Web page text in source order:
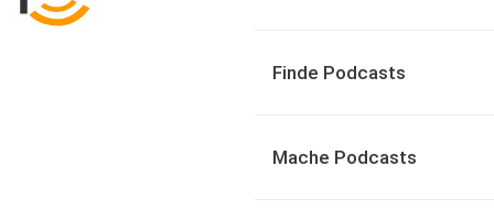
Finde Podcasts
Mache Podcasts